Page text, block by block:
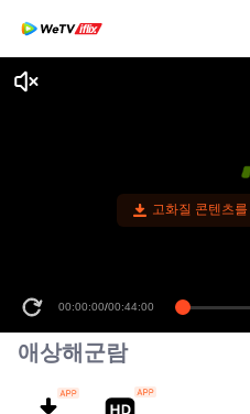
고화질 콘텐츠
00:00:00/00:44:00
애상해군람